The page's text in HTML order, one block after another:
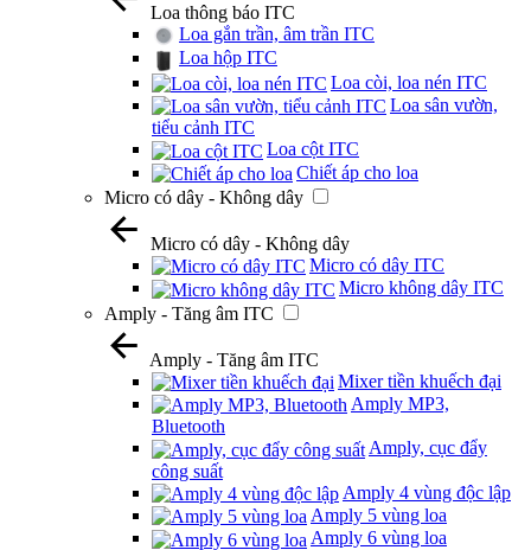
Loa thông báo ITC
Loa gắn trần, âm trần ITC
Loa hộp ITC
Loa còi, loa nén ITC
Loa sân vườn,
tiểu cảnh ITC
Loa cột ITC
Chiết áp cho loa
Micro có dây - Không dây
Micro có dây - Không dây
Micro có dây ITC
Micro không dây ITC
Amply - Tăng âm ITC
Amply - Tăng âm ITC
Mixer tiền khuếch đại
Amply MP3,
Bluetooth
Amply, cục đẩy
công suất
Amply 4 vùng độc lập
Amply 5 vùng loa
Amply 6 vùng loa